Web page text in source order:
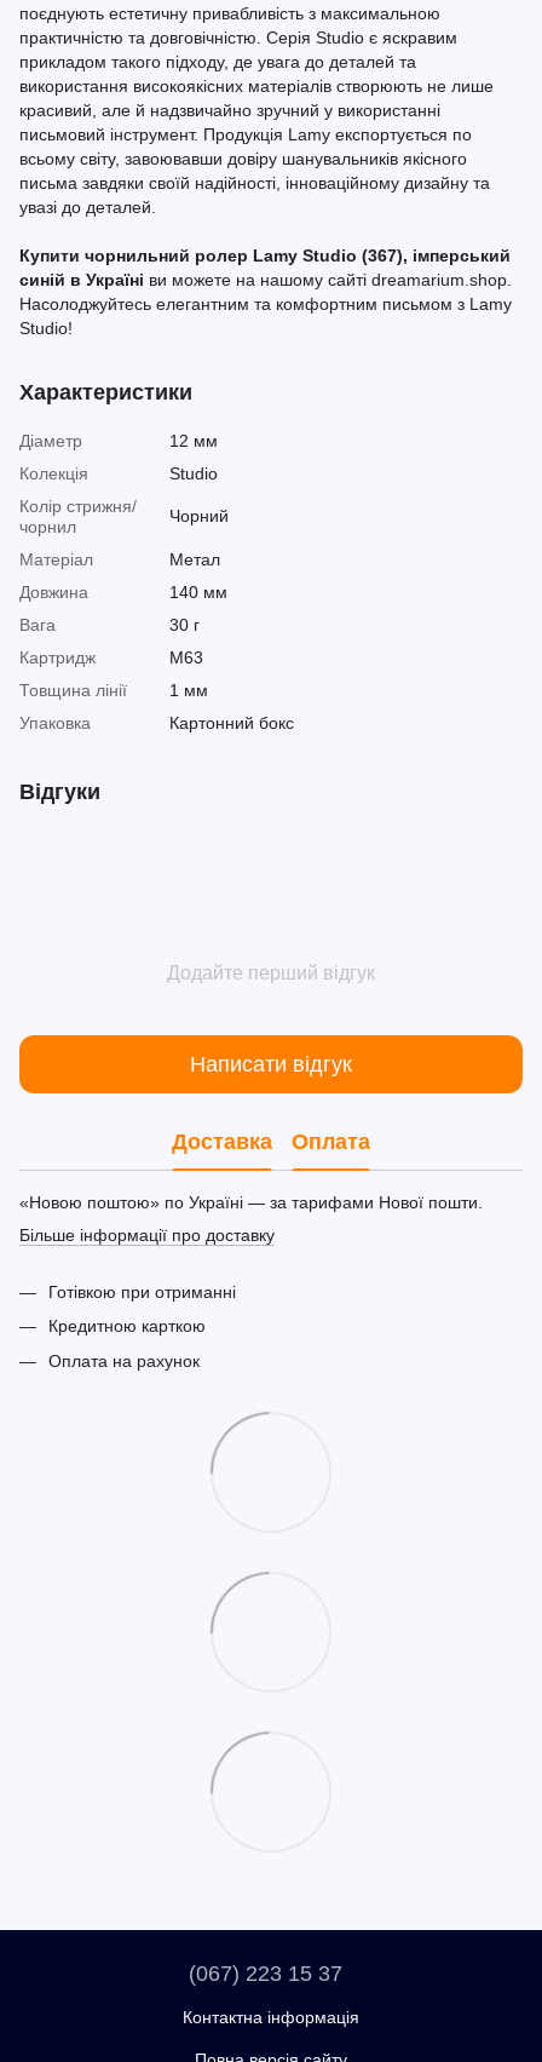
поєднують естетичну привабливість з максимальною
практичністю та довговічністю. Серія Studio є яскравим
прикладом такого підходу, де увага до деталей та
використання високоякісних матеріалів створюють не лише
красивий, але й надзвичайно зручний у використанні
письмовий інструмент. Продукція Lamy експортується по
всьому світу, завоювавши довіру шанувальників якісного
письма завдяки своїй надійності, інноваційному дизайну та
увазі до деталей.
Купити чорнильний ролер Lamy Studio (367), імперський
синій в Україні ви можете на нашому сайті dreamarium.shop.
Насолоджуйтесь елегантним та комфортним письмом з Lamy
Studio!
Характеристики
Діаметр
12 мм
Колекція
Studio
Колір стрижня/
чорнил
Чорний
Матеріал
Метал
Довжина
140 мм
Вага
30 г
Картридж
М63
Товщина лінії
1 мм
Упаковка
Картонний бокс
Відгуки
Додайте перший відгук
Написати відгук
Доставка Оплата
«Новою поштою» по Україні — за тарифами Нової пошти.
Більше інформації про доставку
Готівкою при отриманні
Кредитною карткою
Оплата на рахунок
(067) 223 15 37
Контактна інформація